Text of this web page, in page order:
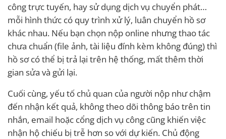
công trực tuyến, hay sử dụng dịch vụ chuyển phát…
mỗi hình thức có quy trình xử lý, luân chuyển hồ sơ
khác nhau. Nếu bạn chọn nộp online nhưng thao tác
chưa chuẩn (file ảnh, tài liệu đính kèm không đúng) thì
hồ sơ có thể bị trả lại trên hệ thống, mất thêm thời
gian sửa và gửi lại.
Cuối cùng, yếu tố chủ quan của người nộp như chậm
đến nhận kết quả, không theo dõi thông báo trên tin
nhắn, email hoặc cổng dịch vụ công cũng khiến việc
nhận hộ chiếu bị trễ hơn so với dự kiến. Chủ động